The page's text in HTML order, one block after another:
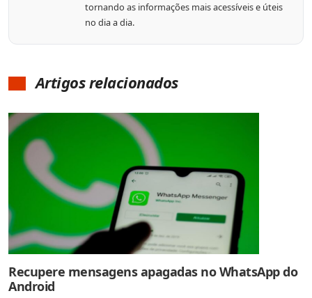
tornando as informações mais acessíveis e úteis
no dia a dia.
Artigos relacionados
Recupere mensagens apagadas no WhatsApp do
Android